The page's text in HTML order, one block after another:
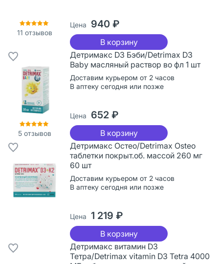
11 отзывов
Цена 940 ₽
В корзину
5 отзывов
Детримакс D3 Бэби/Detrimax D3
Baby масляный раствор во фл 1 шт
Доставим курьером от 2 часов
В аптеку сегодня или позже
Цена 652 ₽
В корзину
Детримакс Остео/Detrimax Osteo
таблетки покрыт.об. массой 260 мг
60 шт
Доставим курьером от 2 часов
В аптеку сегодня или позже
Цена 1 219 ₽
В корзину
Детримакс витамин D3
Тетра/Detrimax vitamin D3 Tetra 4000